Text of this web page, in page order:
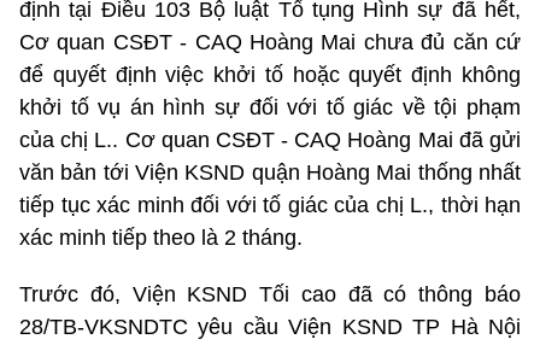
định tại Điều 103 Bộ luật Tố tụng Hình sự đã hết,
Cơ quan CSĐT - CAQ Hoàng Mai chưa đủ căn cứ
để quyết định việc khởi tố hoặc quyết định không
khởi tố vụ án hình sự đối với tố giác về tội phạm
của chị L.. Cơ quan CSĐT - CAQ Hoàng Mai đã gửi
văn bản tới Viện KSND quận Hoàng Mai thống nhất
tiếp tục xác minh đối với tố giác của chị L., thời hạn
xác minh tiếp theo là 2 tháng.
Trước đó, Viện KSND Tối cao đã có thông báo
28/TB-VKSNDTC yêu cầu Viện KSND TP Hà Nội